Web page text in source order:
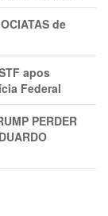
de
apos
Federal
PERDER